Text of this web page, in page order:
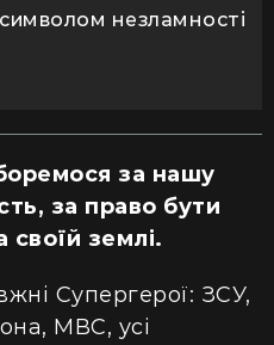
незламності
за нашу
за право бути
землі.
Супергерої: ЗСУ,
МВС, усі